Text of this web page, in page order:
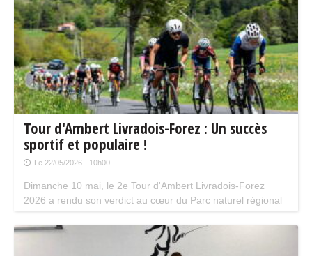
Tour d'Ambert Livradois-Forez : Un succès
sportif et populaire !
Le 22/05/2026 - 10h00
Dimanche 10 mai, le 2e Tour d'Ambert Livradois-Forez
2026 a rendu son verdict au cœur du Parc naturel régional